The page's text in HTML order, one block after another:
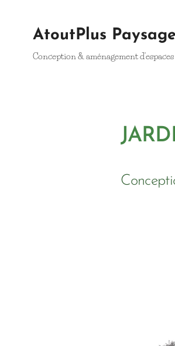
AtoutPlus
Conception & aménagement